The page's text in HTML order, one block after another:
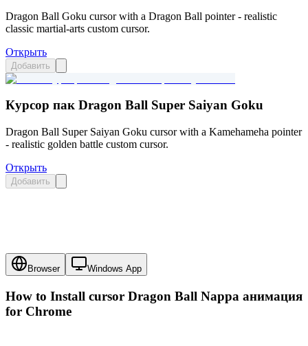
Dragon Ball Goku cursor with a Dragon Ball pointer - realistic
classic martial-arts custom cursor.
Открыть
Добавить
Курсор пак Dragon Ball Super Saiyan Goku
Dragon Ball Super Saiyan Goku cursor with a Kamehameha pointer
- realistic golden battle custom cursor.
Открыть
Добавить
Browser Windows App
How to Install cursor Dragon Ball Nappa анимация
for Chrome